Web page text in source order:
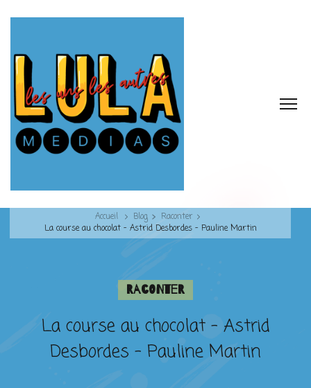
Accueil Blog
Raconter
La course au chocolat – Astrid Desbordes – Pauline Martin
Raconter
La course au chocolat – Astrid
Desbordes – Pauline Martin